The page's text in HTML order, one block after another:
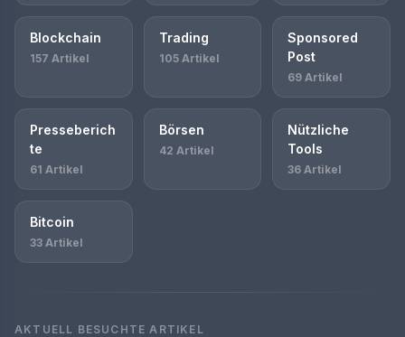
Blockchain
157 Artikel
Trading
105 Artikel
Sponsored
Post
69 Artikel
Presseberich
te
61 Artikel
Börsen
42 Artikel
Nützliche
Tools
36 Artikel
Bitcoin
33 Artikel
AKTUELL BESUCHTE ARTIKEL